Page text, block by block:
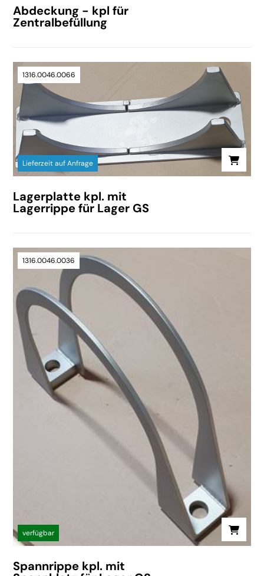
Abdeckung - kpl für
Zentralbefüllung
1316.0046.0066
Lieferzeit auf Anfrage
Lagerplatte kpl. mit
Lagerrippe für Lager GS
1316.0046.0036
verfügbar
Spannrippe kpl. mit